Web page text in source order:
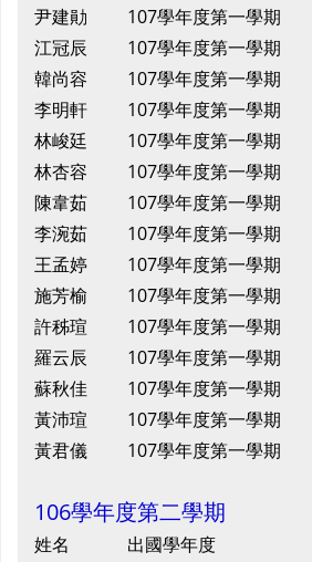
尹建勛 107學年度第一學期
江冠辰
107學年度第一學期
韓尚容
107學年度第一學期
李明軒
107學年度第一學期
林峻廷
107學年度第一學期
林杏容
107學年度第一學期
陳韋茹
107學年度第一學期
李涴茹
107學年度第一學期
王孟婷
107學年度第一學期
施芳榆
107學年度第一學期
許秭瑄
107學年度第一學期
羅云辰
107學年度第一學期
蘇秋佳
107學年度第一學期
黃沛瑄
107學年度第一學期
黃君儀
107學年度第一學期
106學年度第二學期
姓名 出國學年度